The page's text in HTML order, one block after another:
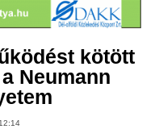
kötött
Neumann